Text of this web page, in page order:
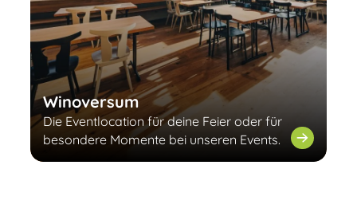
Winoversum
Die Eventlocation für deine Feier oder für
besondere Momente bei unseren Events.